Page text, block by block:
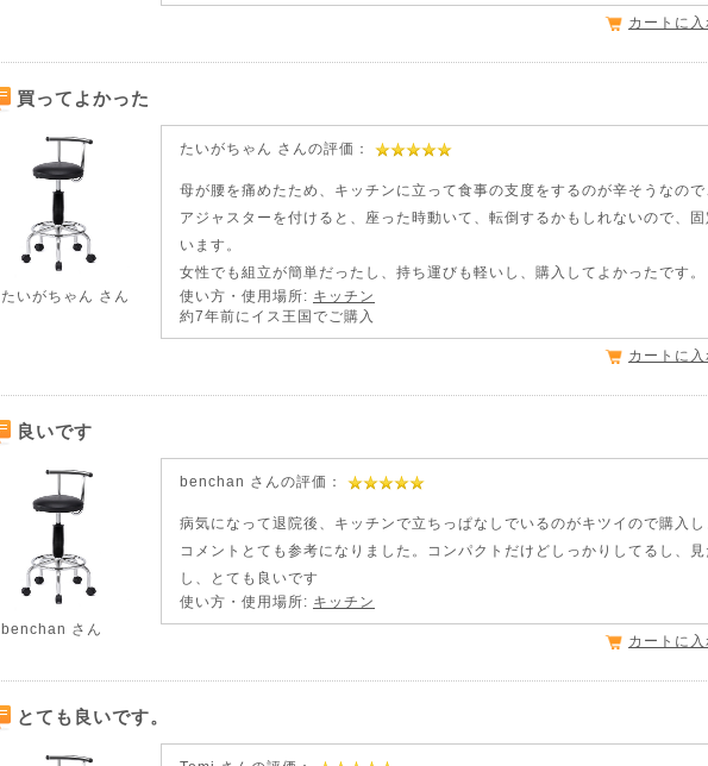
カートに入
買ってよかった
たいがちゃん さん
たいがちゃん さんの評価：
母が腰を痛めたため、キッチンに立って食事の支度をするのが辛そうなので
アジャスターを付けると、座った時動いて、転倒するかもしれないので、
います。
女性でも組立が簡単だったし、持ち運びも軽いし、購入してよかったです。
使い方・使用場所: キッチン
約7年前にイス王国でご購入
カートに入
良いです
benchan さん
benchan さんの評価：
病気になって退院後、キッチンで立ちっぱなしでいるのがキツイので購入
コメントとても参考になりました。コンパクトだけどしっかりしてるし、
し、とても良いです
使い方・使用場所: キッチン
カートに入
とても良いです。